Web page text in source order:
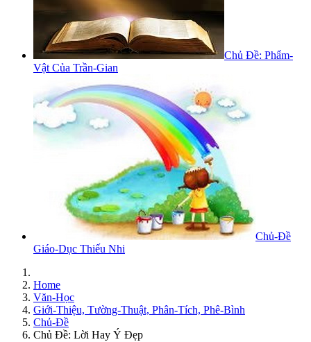
Chủ Đề: Phẩm-
Vật Của Trần-Gian
Chủ-Đề
Giáo-Dục Thiếu Nhi
Home
Văn-Học
Giới-Thiệu, Tường-Thuật, Phân-Tích, Phê-Bình
Chủ-Đề
Chủ Đề: Lời Hay Ý Đẹp